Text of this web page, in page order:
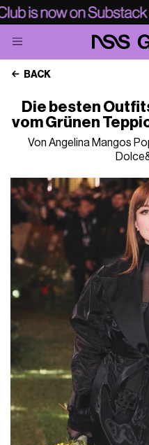
BACK
Die besten
vom Grünen
Von Angelina Mangos